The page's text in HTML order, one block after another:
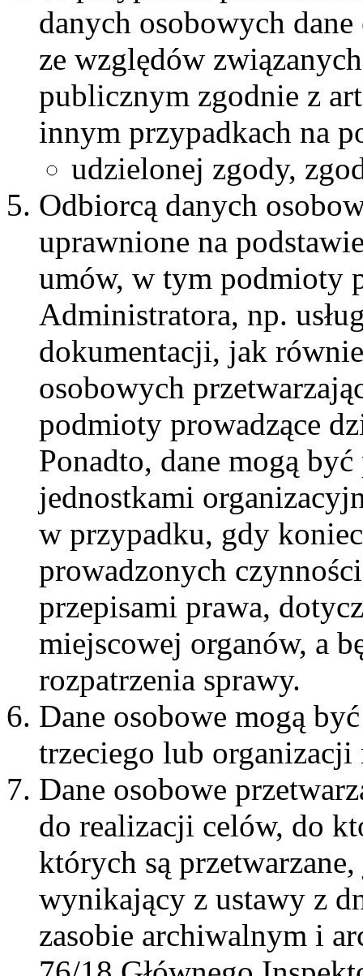
danych osobowych
ze względów
publicznym zgodnie z
innym przypadkach na
udzielonej zgody,
Odbiorcą danych
uprawnione na
umów, w tym podmioty
Administratora, np.
dokumentacji, jak
osobowych
podmioty prowadzące
Ponadto, dane mogą
jednostkami
w przypadku, gdy
prowadzonych
przepisami prawa,
miejscowej organów, a
rozpatrzenia sprawy.
Dane osobowe mogą
trzeciego lub
Dane osobowe
do realizacji celów, do
których są
wynikający z ustawy z
zasobie archiwalnym i